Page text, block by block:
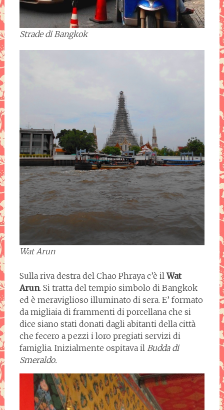
Strade di Bangkok
Wat Arun
Sulla riva destra del Chao Phraya c’è ilWat
Arun. Si tratta del tempio simbolo di Bangkok
ed è meraviglioso illuminato di sera. E’ formato
da migliaia di frammenti di porcellana che si
dice siano stati donati dagli abitanti della città
che fecero a pezzi i loro pregiati servizi di
famiglia. Inizialmente ospitava il Budda di
Smeraldo.